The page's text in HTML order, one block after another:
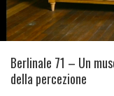
Berlinale 71 – Un
della percezione